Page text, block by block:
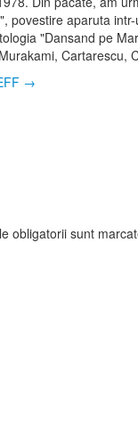
povestire aparuta
"Dansand pe
Cartarescu,
→
obligatorii sunt